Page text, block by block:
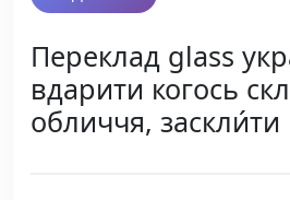
Переклад glass
вдарити когось
обличчя,